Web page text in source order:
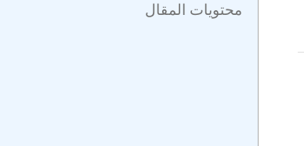
محتويات المقال